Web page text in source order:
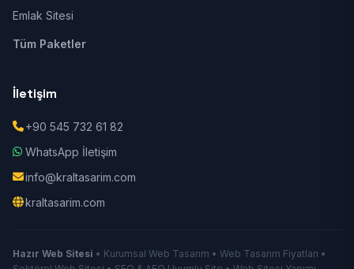
Emlak Sitesi
Tüm Paketler
İletişim
+90 545 732 61 82
WhatsApp İletişim
info@kraltasarim.com
kraltasarim.com
Hazır Web Sitesi • Kurumsal Web Tasarım • Web Tasarım Fiyatları •